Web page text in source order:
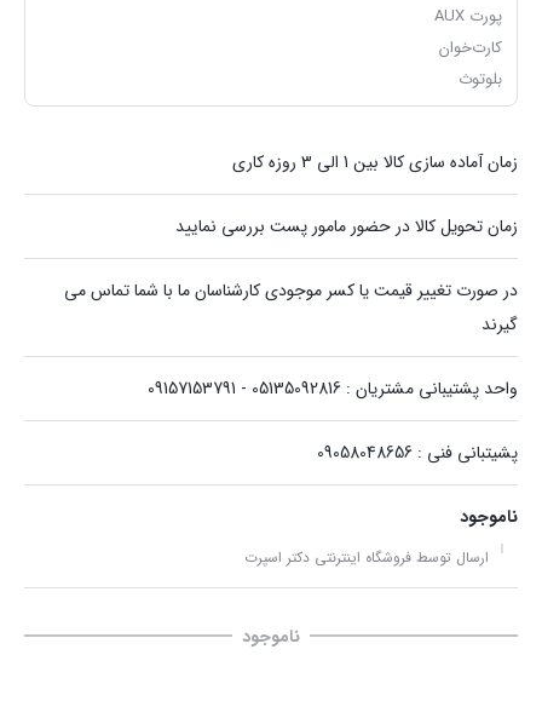
پورت AUX
کارت‌خوان
بلوتوث
زمان آماده سازی کالا بین 1 الی 3 روزه کاری
زمان تحویل کالا در حضور مامور پست بررسی نمایید
در صورت تغییر قیمت یا کسر موجودی کارشناسان ما با شما تماس می
گیرند
واحد پشتیبانی مشتریان : 05135092816 - 09157153791
پشیتبانی فنی : 09058048656
ناموجود
ارسال توسط فروشگاه اینترنتی دکتر اسپرت
ناموجود